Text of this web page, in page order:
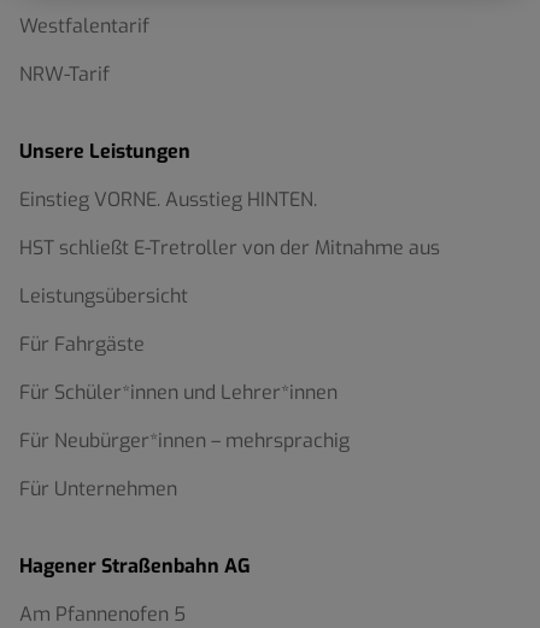
Westfalentarif
NRW-Tarif
Unsere Leistungen
Einstieg VORNE. Ausstieg HINTEN.
HST schließt E-Tretroller von der Mitnahme aus
Leistungsübersicht
Für Fahrgäste
Für Schüler*innen und Lehrer*innen
Für Neubürger*innen – mehrsprachig
Für Unternehmen
Hagener Straßenbahn AG
Am Pfannenofen 5